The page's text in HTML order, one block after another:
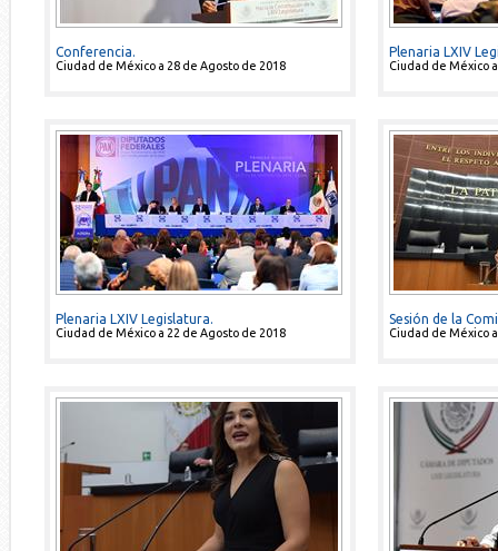
Conferencia.
Ciudad de México a 28 de Agosto de 2018
Plenaria LXIV
Ciudad de México
Plenaria LXIV Legislatura.
Ciudad de México a 22 de Agosto de 2018
Sesión de la
Ciudad de México